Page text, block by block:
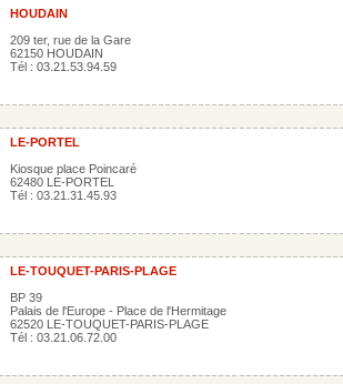
HOUDAIN
209 ter, rue de la Gare
62150 HOUDAIN
Tél : 03.21.53.94.59
LE-PORTEL
Kiosque place Poincaré
62480 LE-PORTEL
Tél : 03.21.31.45.93
LE-TOUQUET-PARIS-PLAGE
BP 39
Palais de l'Europe - Place de l'Hermitage
62520 LE-TOUQUET-PARIS-PLAGE
Tél : 03.21.06.72.00